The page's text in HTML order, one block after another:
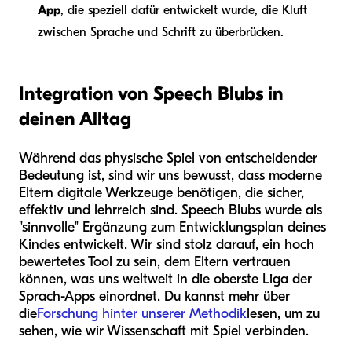
App, die speziell dafür entwickelt wurde, die Kluft
zwischen Sprache und Schrift zu überbrücken.
Integration von Speech Blubs in
deinen Alltag
Während das physische Spiel von entscheidender
Bedeutung ist, sind wir uns bewusst, dass moderne
Eltern digitale Werkzeuge benötigen, die sicher,
effektiv und lehrreich sind. Speech Blubs wurde als
"sinnvolle" Ergänzung zum Entwicklungsplan deines
Kindes entwickelt. Wir sind stolz darauf, ein hoch
bewertetes Tool zu sein, dem Eltern vertrauen
können, was uns weltweit in die oberste Liga der
Sprach-Apps einordnet. Du kannst mehr über
dieForschung hinter unserer Methodiklesen, um zu
sehen, wie wir Wissenschaft mit Spiel verbinden.